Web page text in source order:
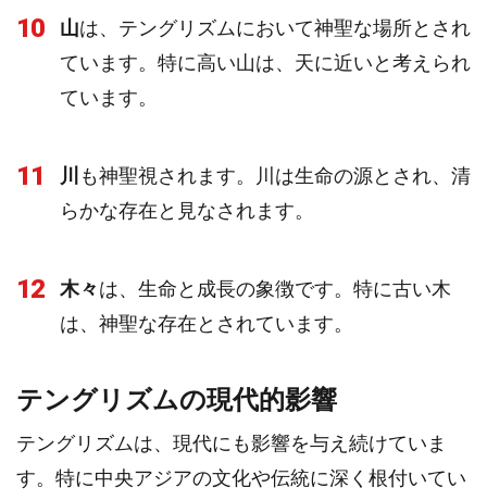
10 山は、テングリズムにおいて神聖な場所とされ
ています。特に高い山は、天に近いと考えられ
ています。
11 川
も神聖視されます。川は生命の源とされ、清
らかな存在と見なされます。
12 木々は、生命と成長の象徴です。特に古い木
は、神聖な存在とされています。
テングリズムの現代的影響
テングリズムは、現代にも影響を与え続けていま
す。特に中央アジアの文化や伝統に深く根付いてい